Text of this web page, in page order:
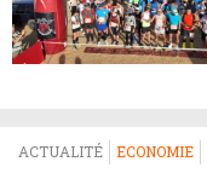
ACTUALITÉ ECONOMIE